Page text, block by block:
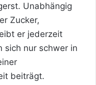
Unabhängig
Zucker,
er jederzeit
sich nur schwer in
beiträgt.